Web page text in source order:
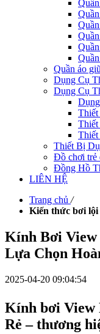
Quần áo
Dụng Cụ
Dụng Cụ
Thiết
Thiết
Thiết
Thiết Bị
Đồ chơi trẻ
Đồng Hồ
LIÊN HỆ
Trang chủ /
Kiến thức bơi lội
Kính Bơi View
Lựa Chọn
2025-04-20 09:04:54
Kính bơi View
Rẻ – thương